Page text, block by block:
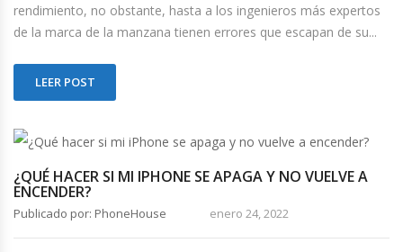
rendimiento, no obstante, hasta a los ingenieros más expertos
de la marca de la manzana tienen errores que escapan de su...
LEER POST
¿QUÉ HACER SI MI IPHONE SE APAGA Y NO VUELVE A
ENCENDER?
Publicado por: PhoneHouse enero 24, 2022